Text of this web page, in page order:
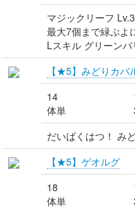
マジックリーフ
最大7個まで緑ぷよ
Lスキル グリーンバ
【★5】みどりカバ
14
体単
だいばくはつ！ み
【★5】ゲオルグ
18
体単